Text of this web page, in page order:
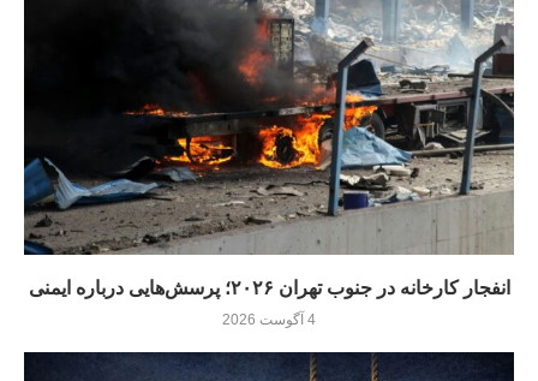
انفجار کارخانه در جنوب تهران ۲۰۲۶؛ پرسش‌هایی درباره ایمنی
4 آگوست 2026